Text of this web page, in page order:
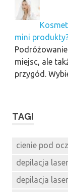
mini
miejsc, ale
przygód.
TAGI
cienie pod
depilacja
depilacja